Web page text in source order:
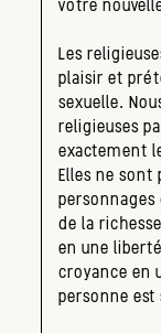
votre
Les
plaisir et
sexuelle.
religieuses
exactement
Elles ne sont
personnages
de la
en une
croyance en
personne est